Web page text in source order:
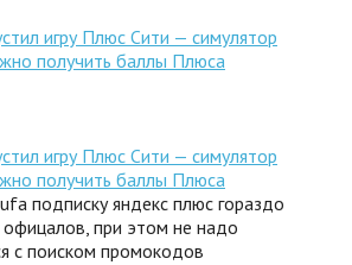
игру Плюс Сити — симулятор
получить баллы Плюса
игру Плюс Сити — симулятор
получить баллы Плюса
подписку яндекс плюс гораздо
при этом не надо
с поиском промокодов